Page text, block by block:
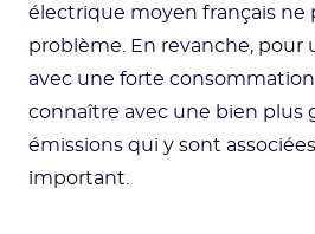
électrique moyen français ne
problème. En revanche, pour
avec une forte
connaître avec une bien plus
émissions qui y sont
important.